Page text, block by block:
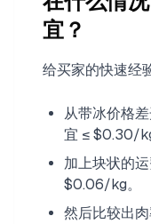
宜？
给买家的快速经
从带冰价格
宜 ≤ $0.30/kg
加上块状的
$0.06/kg。
然后比较出